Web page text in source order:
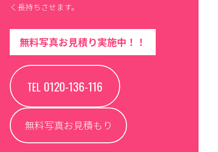
く長持ちさせます。
無料写真お見積り実施中！！
TEL 0120-136-116
無料写真お見積もり